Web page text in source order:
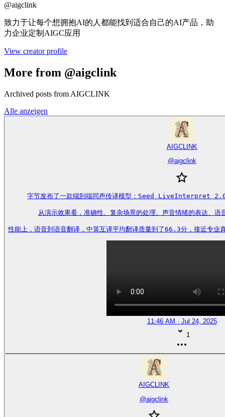
@aigclink
致力于让每个想拥抱AI的人都能找到适合自己的AI产品，助
力企业定制AIGC应用
View creator profile
More from @aigclink
Archived posts from AIGCLINK
Alle anzeigen
AIGCLINK
@aigclink
字节发布了一款端到端同声传译模型：Seed LiveInterpret 2.0
从演示效果看，准确性、复杂场景的处理、声音情绪的表达、语
性能上，语音到语音翻译，中英互译平均翻译质量到了66.3分，接
11:46 AM · Jul 24, 2025
1
AIGCLINK
@aigclink